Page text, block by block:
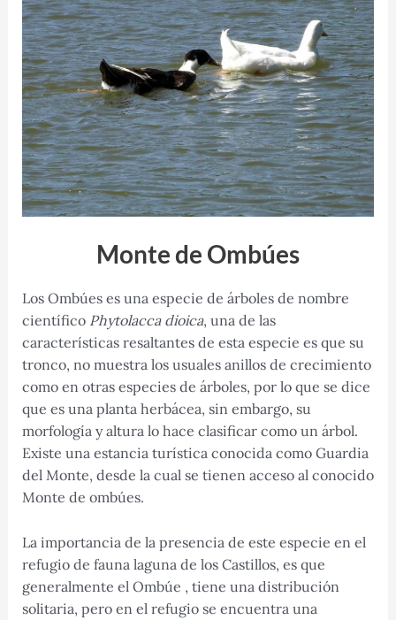
Monte de Ombúes
Los Ombúes es una especie de árboles de nombre
científico Phytolacca dioica, una de las
características resaltantes de esta especie es que su
tronco, no muestra los usuales anillos de crecimiento
como en otras especies de árboles, por lo que se dice
que es una planta herbácea, sin embargo, su
morfología y altura lo hace clasificar como un árbol.
Existe una estancia turística conocida como Guardia
del Monte, desde la cual se tienen acceso al conocido
Monte de ombúes.
La importancia de la presencia de este especie en el
refugio de fauna laguna de los Castillos, es que
generalmente el Ombúe , tiene una distribución
solitaria, pero en el refugio se encuentra una